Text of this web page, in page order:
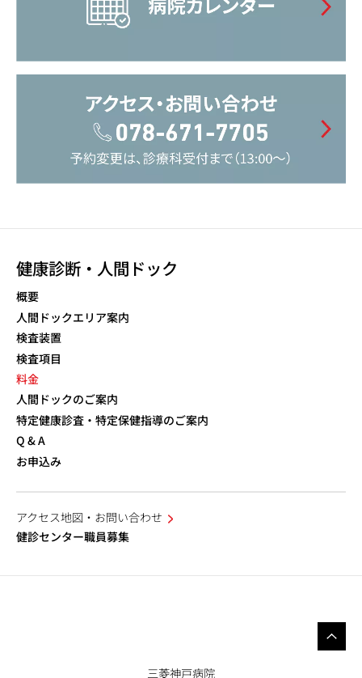
健康診断・人間ドック
概要
人間ドックエリア案内
検査装置
検査項目
料金
人間ドックのご案内
特定健康診査・特定保健指導のご案内
Q & A
お申込み
アクセス地図・お問い合わせ
健診センター職員募集
三菱神戸病院